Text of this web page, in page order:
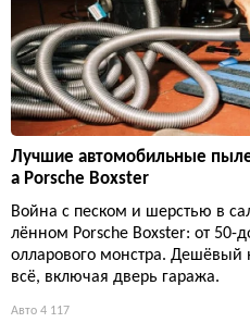
Лучшие автомобильные
а Porsche Boxster
Война с песком и шерстью в
лённом Porsche Boxster: от 50-
олларового монстра. Дешёвый
всё, включая дверь гаража.
Авто 4 117